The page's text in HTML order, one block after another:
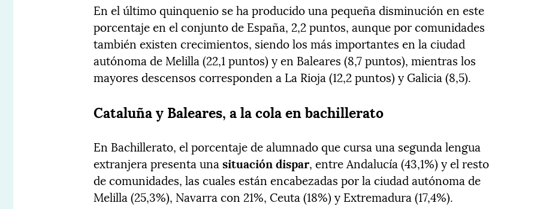
En el último quinquenio se ha producido una pequeña disminución en este
porcentaje en el conjunto de España, 2,2 puntos, aunque por comunidades
también existen crecimientos, siendo los más importantes en la ciudad
autónoma de Melilla (22,1 puntos) y en Baleares (8,7 puntos), mientras los
mayores descensos corresponden a La Rioja (12,2 puntos) y Galicia (8,5).
Cataluña y Baleares, a la cola en bachillerato
En Bachillerato, el porcentaje de alumnado que cursa una segunda lengua
extranjera presenta unasituación dispar, entre Andalucía (43,1%) y el resto
de comunidades, las cuales están encabezadas por la ciudad autónoma de
Melilla (25,3%), Navarra con 21%, Ceuta (18%) y Extremadura (17,4%).